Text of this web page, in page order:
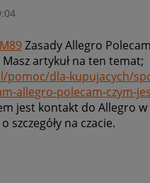
Zasady Allegro
artykuł na ten temat;
pomoc/dla-kupujacych/
allegro-polecam-czym-
jest kontakt do Allegro w
szczegóły na czacie.